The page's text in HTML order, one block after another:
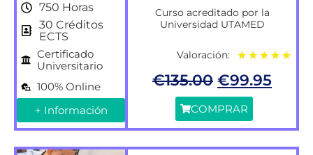
750 Horas
30 Créditos
ECTS
Certificado
Universitario
100% Online
+ Información
Curso acreditado por la
Universidad UTAMED
Valoración: ★ ★ ★ ★ ★
€135.00 €99.95
COMPRAR